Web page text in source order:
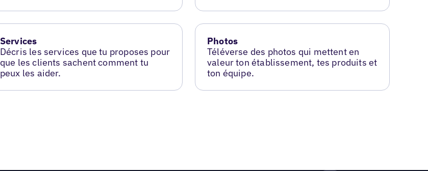
Services
Décris les services que tu proposes pour
que les clients sachent comment tu
peux les aider.
Photos
Téléverse des photos qui mettent en
valeur ton établissement, tes produits et
ton équipe.